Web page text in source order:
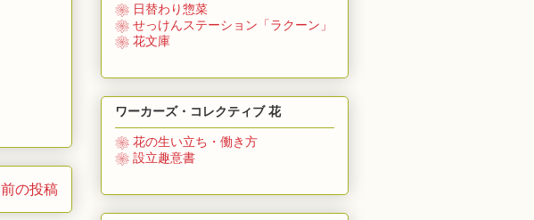
前の投稿
❀ 日替わり惣菜
❀ せっけんステーション「ラクーン」
❀ 花文庫
ワーカーズ・コレクティブ 花
❀ 花の生い立ち・働き方
❀ 設立趣意書